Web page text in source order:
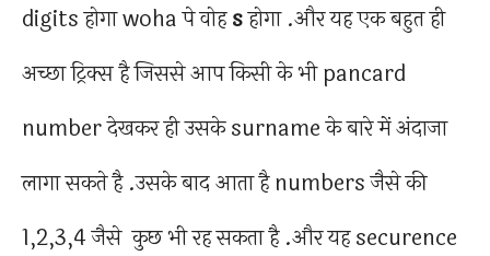
digits होगा woha पे वोहsहोगा .और यह एक बहुत ही
अच्छा ट्रिक्स है जिससे आप किसी के भी pancard
number देखकर ही उसके surname के बारे में अंदाजा
लागा सकते है .उसके बाद आता है numbers जैसे की
1,2,3,4 जैसे कुछ भी रह सकता है .और यह securence